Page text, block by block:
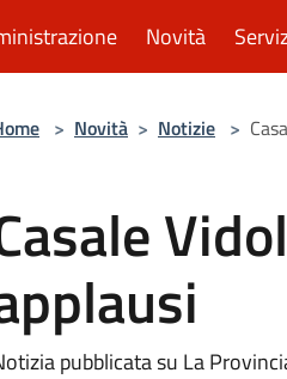
Novità
> Novità > Notizie >
pubblicata su La